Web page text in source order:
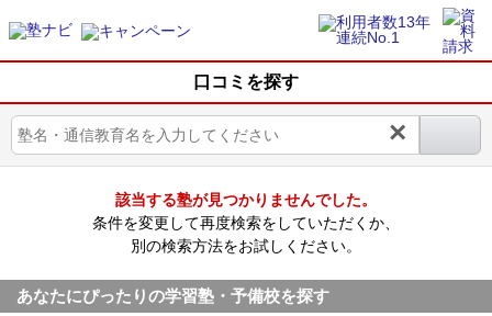
口コミを探す
×
該当する塾が見つかりませんでした。
条件を変更して再度検索をしていただくか、
別の検索方法をお試しください。
あなたにぴったりの学習塾・予備校を探す